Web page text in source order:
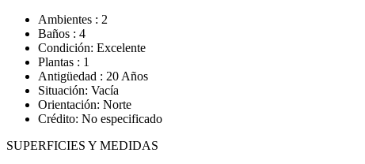
Ambientes : 2
Baños : 4
Condición: Excelente
Plantas : 1
Antigüedad : 20 Años
Situación: Vacía
Orientación: Norte
Crédito: No especificado
SUPERFICIES Y MEDIDAS